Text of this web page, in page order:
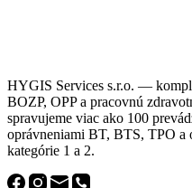
HYGIS Services s.r.o. —
BOZP, OPP a pracovnú
spravujeme viac ako 100
oprávneniami BT, BTS, TPO
kategórie 1 a 2.